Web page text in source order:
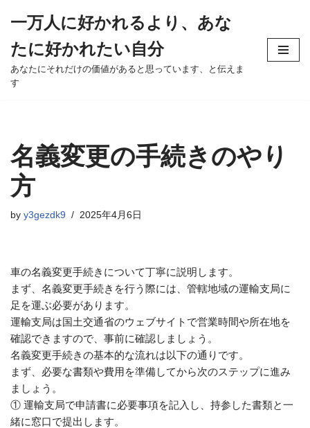
to
content
一万人に好かれるより、あな
たに好かれたい自分
あなたにそれだけの価値があると思っています、と伝えま
す
名義変更の手続きのやり
方
by y3gezdk9 2025年4月6日
車の名義変更手続きについて丁寧に説明します。
まず、名義変更手続きを行う際には、管轄地域の運輸支局に
足を運ぶ必要があります。
運輸支局は国土交通省のウェブサイトで営業時間や所在地を
確認できますので、事前に確認しましょう。
名義変更手続きの基本的な流れは以下の通りです。
まず、必要な書類や費用を準備してから次のステップに進み
ましょう。
① 運輸支局で申請書に必要事項を記入し、持参した書類と一
緒に窓口で提出します。